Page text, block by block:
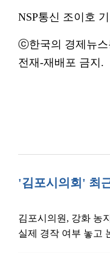
NSP통신 조이호
ⓒ한국의 경제뉴스
전재-재배포 금지.
'김포시의회' 최
김포시의원, 강화 농
실제 경작 여부 놓고